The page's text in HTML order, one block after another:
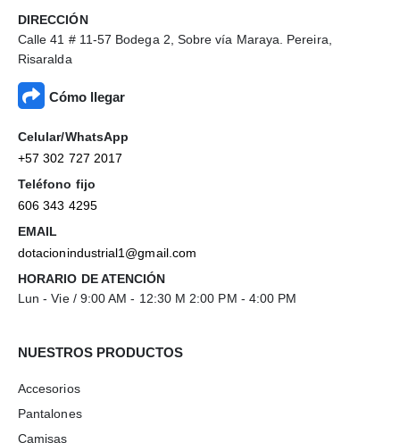
DIRECCIÓN
Calle 41 # 11-57 Bodega 2, Sobre vía Maraya. Pereira,
Risaralda
Cómo llegar
Celular/WhatsApp
+57 302 727 2017
Teléfono fijo
606 343 4295
EMAIL
dotacionindustrial1@gmail.com
HORARIO DE ATENCIÓN
Lun - Vie / 9:00 AM - 12:30 M 2:00 PM - 4:00 PM
NUESTROS PRODUCTOS
Accesorios
Pantalones
Camisas